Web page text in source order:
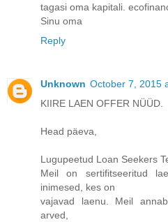
tagasi oma kapitali.
Sinu oma
Reply
Unknown October 7, 2015
KIIRE LAEN OFFER NÜÜD.
Head päeva,
Lugupeetud Loan Seekers
Meil on sertifitseeritud
inimesed, kes on
vajavad laenu. Meil
arved,